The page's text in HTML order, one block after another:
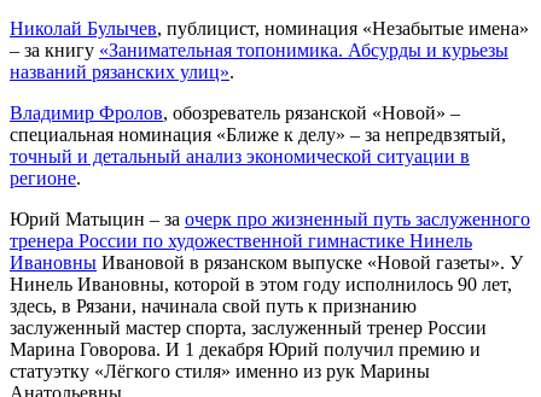
Николай Булычев, публицист, номинация «Незабытые имена»
– за книгу «Занимательная топонимика. Абсурды и курьезы
названий рязанских улиц».
Владимир Фролов, обозреватель рязанской «Новой» –
специальная номинация «Ближе к делу» – за непредвзятый,
точный и детальный анализ экономической ситуации в
регионе.
Юрий Матыцин – за очерк про жизненный путь заслуженного
тренера России по художественной гимнастике Нинель
Ивановны Ивановой в рязанском выпуске «Новой газеты». У
Нинель Ивановны, которой в этом году исполнилось 90 лет,
здесь, в Рязани, начинала свой путь к признанию
заслуженный мастер спорта, заслуженный тренер России
Марина Говорова. И 1 декабря Юрий получил премию и
статуэтку «Лёгкого стиля» именно из рук Марины
Анатольевны.